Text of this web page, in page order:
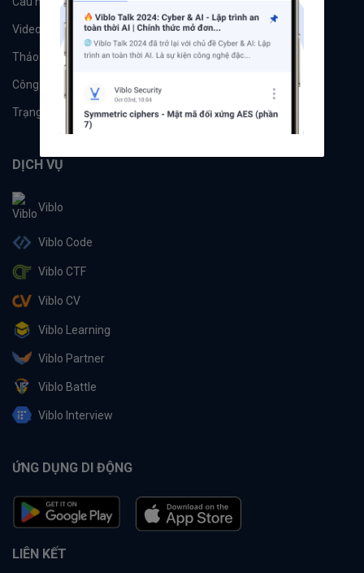
Videos Tác giả
Thảo luận Đề xuất hệ thống
Công cụ
Trạng thái hệ thống
DỊCH VỤ
Viblo
Viblo Code
Viblo CTF
Viblo CV
Viblo Learning
Viblo Partner
Viblo Battle
Viblo Interview
ỨNG DỤNG DI ĐỘNG
LIÊN KẾT